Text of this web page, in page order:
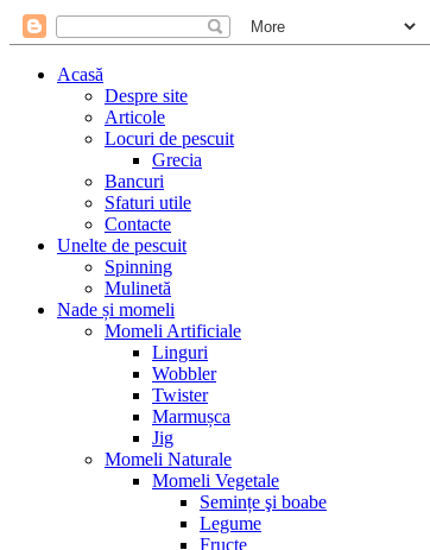
Acasă
Despre site
Articole
Locuri de pescuit
Grecia
Bancuri
Sfaturi utile
Contacte
Unelte de pescuit
Spinning
Mulinetă
Nade și momeli
Momeli Artificiale
Linguri
Wobbler
Twister
Marmușca
Jig
Momeli Naturale
Momeli Vegetale
Semințe şi boabe
Legume
Fructe